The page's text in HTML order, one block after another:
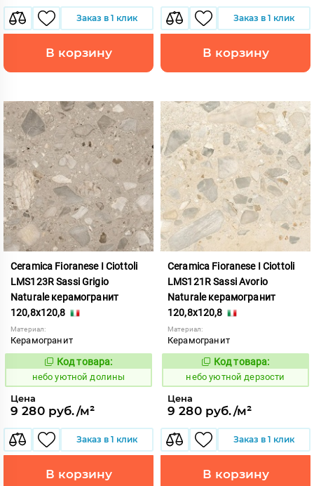
Заказ в 1 клик
В корзину
Заказ в 1 клик
В корзину
Ceramica Fioranese I Ciottoli
LMS123R Sassi Grigio
Naturale керамогранит
120,8x120,8
Материал:
Керамогранит
1123146
Код товара:
небо уютной долины
Цена
9 280 руб./м²
Заказ в 1 клик
В корзину
Ceramica Fioranese I Ciottoli
LMS121R Sassi Avorio
Naturale керамогранит
120,8x120,8
Материал:
Керамогранит
1123145
Код товара:
небо уютной дерзости
Цена
9 280 руб./м²
Заказ в 1 клик
В корзину